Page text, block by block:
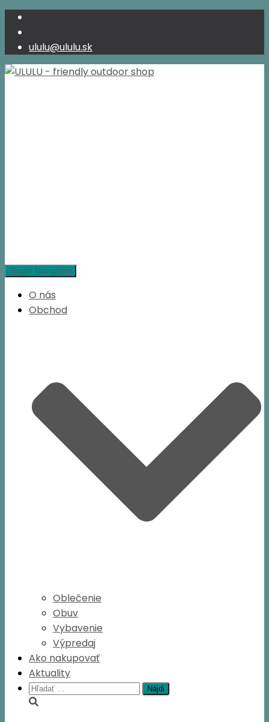
ululu@ululu.sk
Toggle Navigation
O nás
Obchod
Oblečenie
Obuv
Vybavenie
Výpredaj
Ako nakupovať
Aktuality
Hľadať: